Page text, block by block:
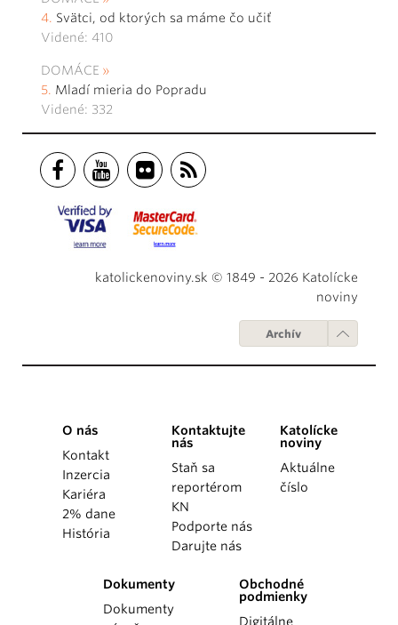
Svätci, od ktorých sa máme čo učiť
Videné: 410
DOMÁCE
Mladí mieria do Popradu
Videné: 332
katolickenoviny.sk © 1849 - 2026 Katolícke
noviny
Archív
O nás
Kontakt
Inzercia
Kariéra
2% dane
História
Kontaktujte
nás
Staň sa
reportérom
KN
Podporte nás
Darujte nás
Katolícke
noviny
Aktuálne
číslo
Dokumenty
Dokumenty
Obchodné
podmienky
Digitálne